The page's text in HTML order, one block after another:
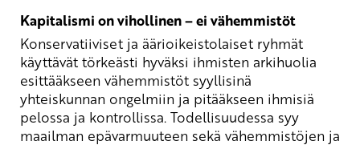
Kapitalismi on vihollinen – ei vähemmistöt
Konservatiiviset ja äärioikeistolaiset ryhmät
käyttävät törkeästi hyväksi ihmisten arkihuolia
esittääkseen vähemmistöt syyllisinä
yhteiskunnan ongelmiin ja pitääkseen ihmisiä
pelossa ja kontrollissa. Todellisuudessa syy
maailman epävarmuuteen sekä vähemmistöjen ja